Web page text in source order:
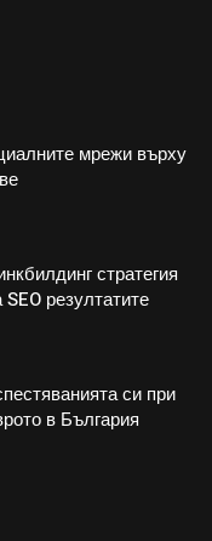
мрежи върху
стратегия
резултатите
си при
в България